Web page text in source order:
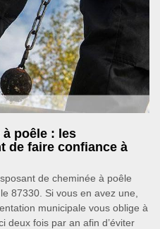
à poêle : les
de faire confiance à
de cheminée à poêle
87330. Si vous en avez une,
municipale vous oblige à
deux fois par an afin d’éviter